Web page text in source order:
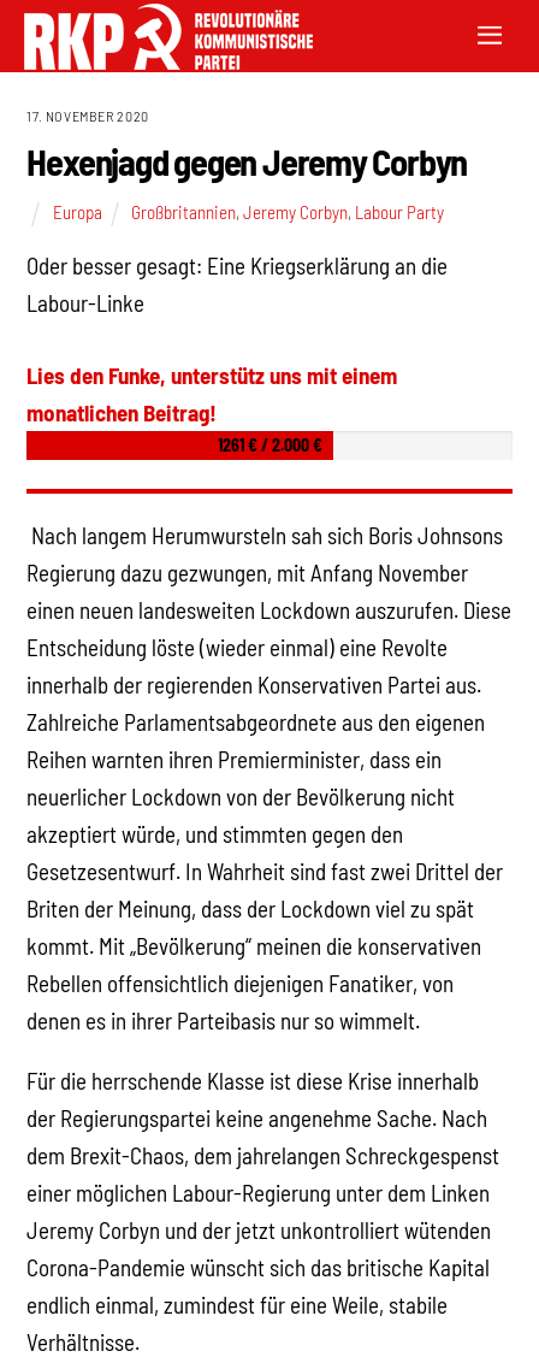
17. NOVEMBER 2020
Hexenjagd gegen Jeremy Corbyn
Europa Großbritannien,Jeremy Corbyn, Labour Party
Oder besser gesagt: Eine Kriegserklärung an die
Labour-Linke
Lies den Funke, unterstütz uns mit einem
monatlichen Beitrag!
1261 € / 2.000 €
Nach langem Herumwursteln sah sich Boris Johnsons
Regierung dazu gezwungen, mit Anfang November
einen neuen landesweiten Lockdown auszurufen. Diese
Entscheidung löste (wieder einmal) eine Revolte
innerhalb der regierenden Konservativen Partei aus.
Zahlreiche Parlamentsabgeordnete aus den eigenen
Reihen warnten ihren Premierminister, dass ein
neuerlicher Lockdown von der Bevölkerung nicht
akzeptiert würde, und stimmten gegen den
Gesetzesentwurf. In Wahrheit sind fast zwei Drittel der
Briten der Meinung, dass der Lockdown viel zu spät
kommt. Mit „Bevölkerung“ meinen die konservativen
Rebellen offensichtlich diejenigen Fanatiker, von
denen es in ihrer Parteibasis nur so wimmelt.
Für die herrschende Klasse ist diese Krise innerhalb
der Regierungspartei keine angenehme Sache. Nach
dem Brexit-Chaos, dem jahrelangen Schreckgespenst
einer möglichen Labour-Regierung unter dem Linken
Jeremy Corbyn und der jetzt unkontrolliert wütenden
Corona-Pandemie wünscht sich das britische Kapital
endlich einmal, zumindest für eine Weile, stabile
Verhältnisse.